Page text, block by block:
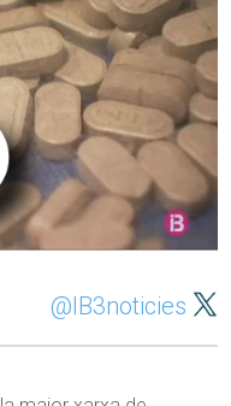
@IB3noticies